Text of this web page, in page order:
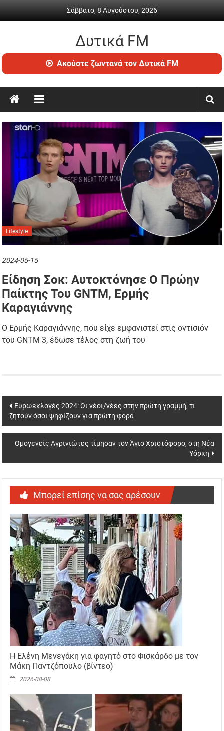
Σάββατο, 8 Αυγούστου, 2026
Δυτικά FM
Ραδιόφωνο
•
ενημέρωση
Ακούστε ζωντανά τον Δυτικά FM
Lifestyle
2024-05-15
Είδηση Σοκ: Αυτοκτόνησε Ο Πρώην
Παίκτης Του GNTM, Ερμής
Καραγιάννης
Ο Ερμής Καραγιάννης, που είχε εμφανιστεί στις οντισιόν
του GNTM 3, έδωσε τέλος στη ζωή του
Post
navigation
Ευρωεκλογές 2024: Οι νέοι/νέες στην πρώτη γραμμή, τι
ζητούν όσοι ψηφίζουν για πρώτη φορά
Oμογενείς Αγρινιώτες τίμησαν τον Άγιο Χριστόφορο, στη Νέα
Υόρκη
Μπορεί επίσης να σας αρέσουν
Η Ελένη Μενεγάκη για φαγητό στο Φισκάρδο με τον
Μάκη Παντζόπουλο (βίντεο)
2026-08-08